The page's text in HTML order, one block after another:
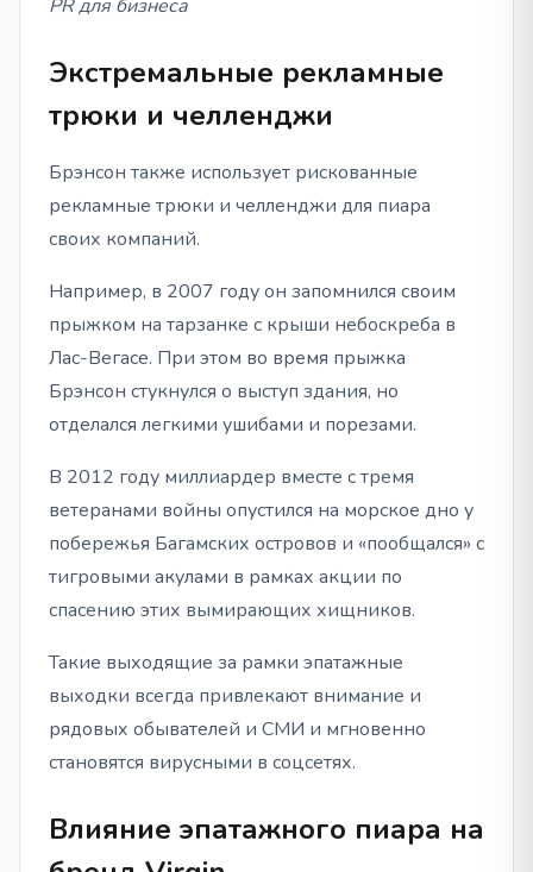
PR для бизнеса
Экстремальные рекламные
трюки и челленджи
Брэнсон также использует рискованные
рекламные трюки и челленджи для пиара
своих компаний.
Например, в 2007 году он запомнился своим
прыжком на тарзанке с крыши небоскреба в
Лас-Вегасе. При этом во время прыжка
Брэнсон стукнулся о выступ здания, но
отделался легкими ушибами и порезами.
В 2012 году миллиардер вместе с тремя
ветеранами войны опустился на морское дно у
побережья Багамских островов и «пообщался» с
тигровыми акулами в рамках акции по
спасению этих вымирающих хищников.
Такие выходящие за рамки эпатажные
выходки всегда привлекают внимание и
рядовых обывателей и СМИ и мгновенно
становятся вирусными в соцсетях.
Влияние эпатажного пиара на